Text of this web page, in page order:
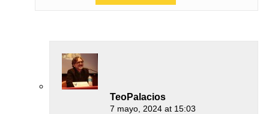
TeoPalacios
7 mayo, 2024 at 15:03